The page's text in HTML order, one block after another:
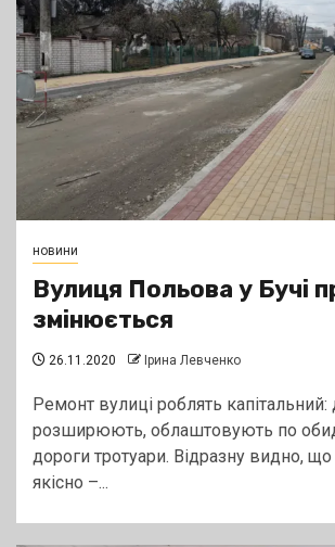
новини
Вулиця Польова у Бучі
змінюється
26.11.2020 Ірина Левченко
Ремонт вулиці роблять
розширюють, облаштовують по
дороги тротуари. Відразну видно,
якісно –...